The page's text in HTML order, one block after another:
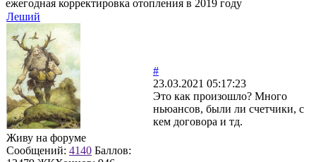
ежегодная корректировка отопления в 2019 году
Леший
Живу на форуме
Сообщений: 4140 Баллов:
#
23.03.2021 05:17:23
Это как произошло? Много
ньюансов, были ли счетчики, с
кем договора и тд.